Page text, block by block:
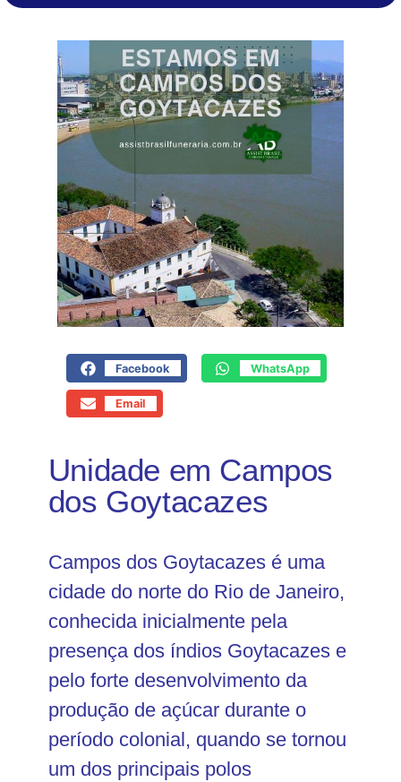
Facebook WhatsApp
Email
Unidade em Campos
dos Goytacazes
Campos dos Goytacazes é uma
cidade do norte do Rio de Janeiro,
conhecida inicialmente pela
presença dos índios Goytacazes e
pelo forte desenvolvimento da
produção de açúcar durante o
período colonial, quando se tornou
um dos principais polos